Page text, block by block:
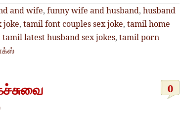
and wife,funny wife and husband,husband
joke,tamil font couples sex joke,tamil home
tamil latest husband sex jokes,tamil porn
0